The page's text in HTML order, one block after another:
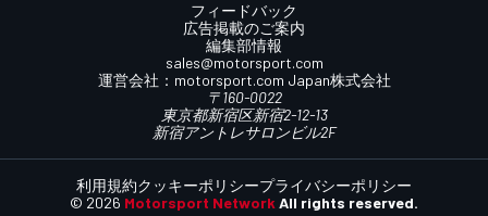
フィードバック
広告掲載のご案内
編集部情報
sales@motorsport.com
運営会社： motorsport.com Japan株式会社
〒160-0022
東京都新宿区新宿2-12-13
新宿アントレサロンビル2F
© 2026 Motorsport Network All rights reserved.
利用規約クッキーポリシープライバシーポリシー